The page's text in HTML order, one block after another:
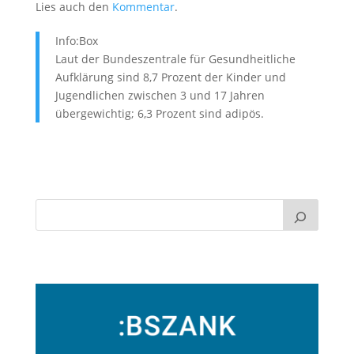
Lies auch den Kommentar.
Info:Box
Laut der Bundeszentrale für Gesundheitliche
Aufklärung sind 8,7 Prozent der Kinder und
Jugendlichen zwischen 3 und 17 Jahren
übergewichtig; 6,3 Prozent sind adipös.